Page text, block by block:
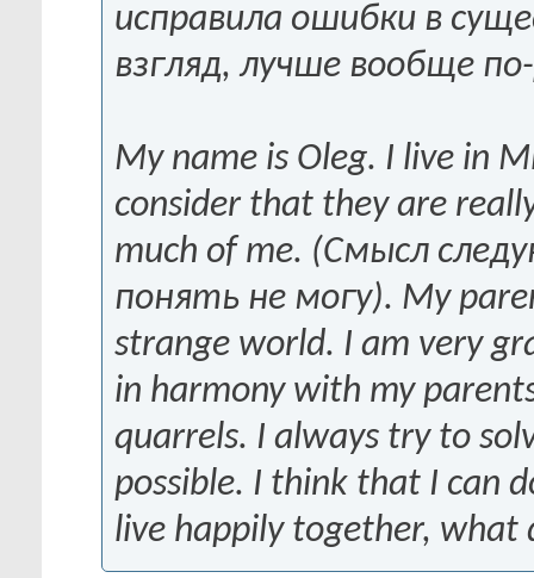
исправила ошибки в
взгляд, лучше вообще
My name is Oleg. I live in
consider that they are
much of me. (Смысл
понять не могу). My
strange world. I am very
in harmony with my
quarrels. I always try to
possible. I think that I can
live happily together, what